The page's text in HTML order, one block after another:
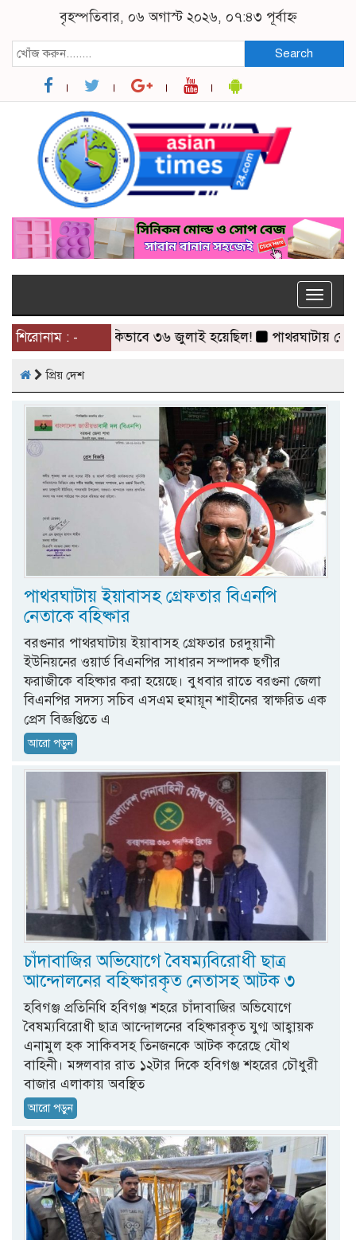
বৃহস্পতিবার, ০৬ অগাস্ট ২০২৬, ০৭:৪৩ পূর্বাহ্ন
Search
Toggle
শিরোনাম : -কিভাবে ৩৬ জুলাই হয়েছিল! পাথরঘাটায় কোস্টগার্ড
প্রিয় দেশ
পাথরঘাটায় ইয়াবাসহ গ্রেফতার বিএনপি
নেতাকে বহিষ্কার
বরগুনার পাথরঘাটায় ইয়াবাসহ গ্রেফতার চরদুয়ানী
ইউনিয়নের ওয়ার্ড বিএনপির সাধারন সম্পাদক ছগীর
ফরাজীকে বহিষ্কার করা হয়েছে। বুধবার রাতে বরগুনা জেলা
বিএনপির সদস্য সচিব এসএম হুমায়ূন শাহীনের স্বাক্ষরিত এক
প্রেস বিজ্ঞপ্তিতে এ
আরো পড়ুন
চাঁদাবাজির অভিযোগে বৈষম্যবিরোধী ছাত্র
আন্দোলনের বহিষ্কারকৃত নেতাসহ আটক ৩
হবিগঞ্জ প্রতিনিধি হবিগঞ্জ শহরে চাঁদাবাজির অভিযোগে
বৈষম্যবিরোধী ছাত্র আন্দোলনের বহিষ্কারকৃত যুগ্ম আহ্বায়ক
এনামুল হক সাকিবসহ তিনজনকে আটক করেছে যৌথ
বাহিনী। মঙ্গলবার রাত ১২টার দিকে হবিগঞ্জ শহরের চৌধুরী
বাজার এলাকায় অবস্থিত
আরো পড়ুন